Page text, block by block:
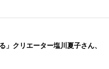
」クリエーター塩川夏子さん、